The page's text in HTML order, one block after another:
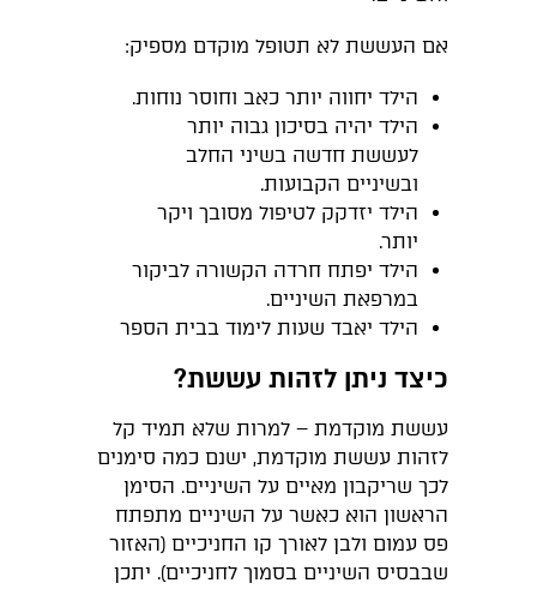
אם העששת לא תטופל מוקדם מספיק:
הילד יחווה יותר כאב וחוסר נוחות.
הילד יהיה בסיכון גבוה יותר
לעששת חדשה בשיני החלב
ובשיניים הקבועות.
הילד יזדקק לטיפול מסובך ויקר
יותר.
הילד יפתח חרדה הקשורה לביקור
במרפאת השיניים.
הילד יאבד שעות לימוד בבית הספר
כיצד ניתן לזהות עששת?
עששת מוקדמת – למרות שלא תמיד קל
לזהות עששת מוקדמת, ישנם כמה סימנים
לכך שריקבון מאיים על השיניים. הסימן
הראשון הוא כאשר על השיניים מתפתח
פס עמום ולבן לאורך קו החניכיים (האזור
שבבסיס השיניים בסמוך לחניכיים). יתכן